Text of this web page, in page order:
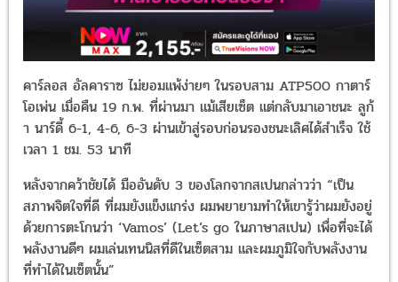
คาร์ลอส อัลคาราซ ไม่ยอมแพ้ง่ายๆ ในรอบสาม ATP500 กาตาร์
โอเพ่น เมื่อคืน 19 ก.พ. ที่ผ่านมา แม้เสียเซ็ต แต่กลับมาเอาชนะ ลูก้
า นาร์ดี้ 6-1, 4-6, 6-3 ผ่านเข้าสู่รอบก่อนรองชนะเลิศได้สำเร็จ ใช้
เวลา 1 ชม. 53 นาที
หลังจากคว้าชัยได้ มืออันดับ 3 ของโลกจากสเปนกล่าวว่า “เป็น
สภาพจิตใจที่ดี ที่ผมยังแข็งแกร่ง ผมพยายามทำให้เขารู้ว่าผมยังอยู่
ด้วยการตะโกนว่า ‘Vamos’ (Let’s goในภาษาสเปน) เพื่อที่จะได้
พลังงานดีๆ ผมเล่นเทนนิสที่ดีในเซ็ตสาม และผมภูมิใจกับพลังงาน
ที่ทำได้ในเซ็ตนั้น”